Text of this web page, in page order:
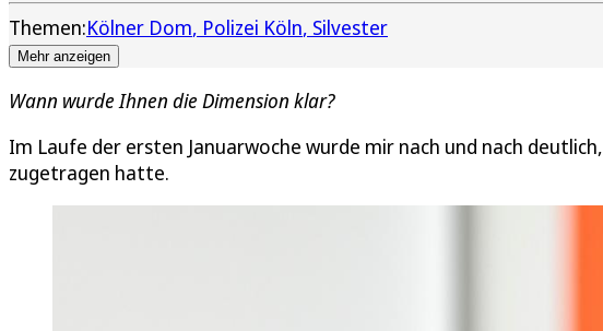
Themen:Kölner Dom Polizei Köln Silvester
Mehr anzeigen
Wann wurde Ihnen die Dimension klar?
Im Laufe der ersten Januarwoche wurde mir nach und nach
zugetragen hatte.